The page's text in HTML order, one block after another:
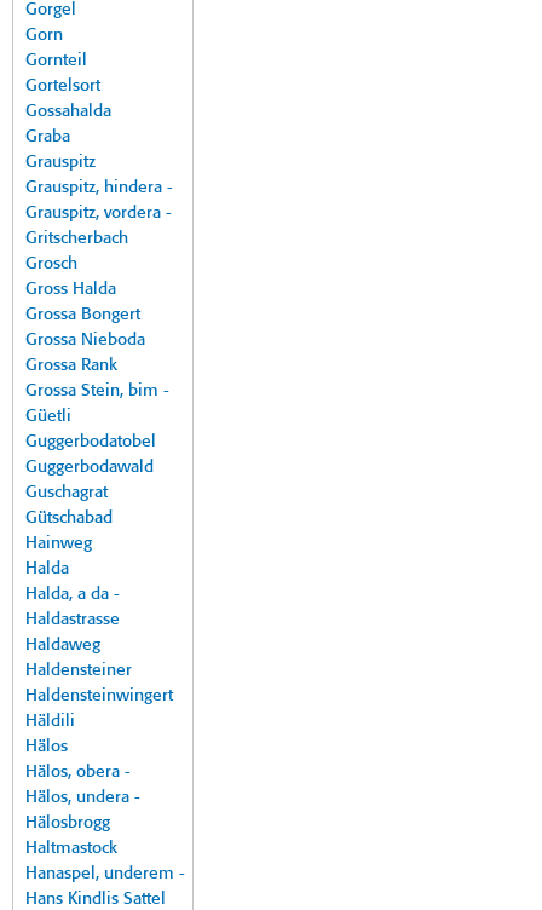
Gorgel
Gorn
Gornteil
Gortelsort
Gossahalda
Graba
Grauspitz
Grauspitz, hindera -
Grauspitz, vordera -
Gritscherbach
Grosch
Gross Halda
Grossa Bongert
Grossa Nieboda
Grossa Rank
Grossa Stein, bim -
Güetli
Guggerbodatobel
Guggerbodawald
Guschagrat
Gütschabad
Hainweg
Halda
Halda, a da -
Haldastrasse
Haldaweg
Haldensteiner
Haldensteinwingert
Häldili
Hälos
Hälos, obera -
Hälos, undera -
Hälosbrogg
Haltmastock
Hanaspel, underem -
Hans Kindlis Sattel